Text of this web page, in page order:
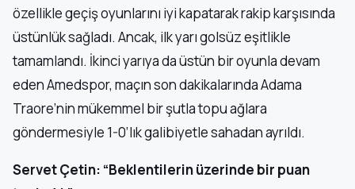
özellikle geçiş oyunlarını iyi kapatarak rakip karşısında
üstünlük sağladı. Ancak, ilk yarı golsüz eşitlikle
tamamlandı. İkinci yarıya da üstün bir oyunla devam
eden Amedspor, maçın son dakikalarında Adama
Traore’nin mükemmel bir şutla topu ağlara
göndermesiyle 1-0’lık galibiyetle sahadan ayrıldı.
Servet Çetin: “Beklentilerin üzerinde bir puan